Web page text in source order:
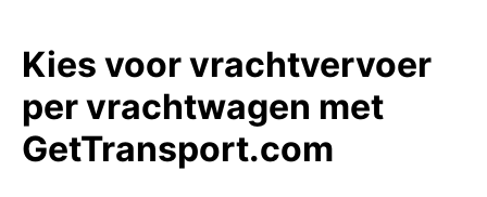
Kies voor vrachtvervoer
per vrachtwagen met
GetTransport.com